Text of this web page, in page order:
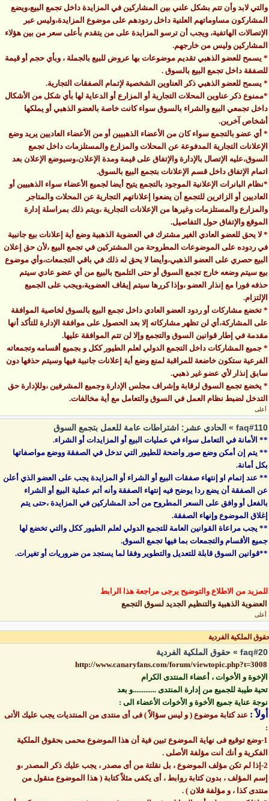
والتي لابد وأن تتم بشكل علني بين المشاركين في المزايدة داخل تجمع البيع،ويضع
المشاركون مساوماتهم العلنية داخل ردودهم على موضوع المزايدة،وليس عبر
الإتصالات الهاتفية، ويجب أن ترسو المزايدة على من يتقدم بأعلى سعر من بين هؤلاء
المشاركين وليس من خارجهم.
* يسمح للعضو الذهبي تقديم موضوعات بها عروض للبيع بالجملة ، وبأي حجم أو قيمة
للصفقة داخل تجمع البيع بالسوق .
* يسمح للعضو الذهبي ذكر العناوين الشخصية لإتمام الصفقات التجارية.
*ممنوع ذكر عناوين المحلات التجارية أو المزارع أو الدعاية لها بأي شكل من الأشكال
داخل تجمعي البيع والشراء بالسوق سواء كانت خاصة بالعضو الذهبي أو يملكها
أشخاص آخرين.
* أي عضو بالتجمع سواء كان من الأعضاء الذهبيين أو من الأعضاء العاديين يريد وضع
الإعلانات التجارية المدفوعة عن المحلات والمزارع والمستلزمات داخل تجمع
السوق،عليه الإتصال بالإدارة والإتفاق على قيمة ومدة الإعلان،وسيوضع الإعلان بعد
اتمام الإتفاق داخل قسم الإعلانات بتجمع البيع بالسوق.
*نظام البانرات الإعلانية الموجود بالتجمع يتيح أيضا لجميع الأعضاء سواء الذهبيين أو
العاديين أو الزائرين للتجمع أن يضعوا إعلاناتهم التجارية عن المحلات والمتاجر
والمزارع والمستلزمات وغيرها من الإعلانات التجارية ،ويتم ذلك بمراسلة إدارة
الموقع والإتفاق حول التفاصيل.
* لا يحق للعضو العادي الغير مشترك في العضوية الذهبية وضع أية إعلانات بيع جانبية
في ردوده على الموضوعات المطروحة من المشتركين في تجمع البيع ،لأن حق إعلان
البيع حصري على العضو الذهبي،وأيضا لا يحق له ذلك في باقي التجمعات،وأي موضوع
بيع سيتم وضعه خارج تجمع السوق أو حتى التلميح بالبيع من أي عضو عادي سيتم
حذفه فورا مع إنذار العضو ،وإذا كررها سيتم إيقاف العضوية،ويجب على الجميع
الإلتزام.
* تخضع مشاركات أو ردود العضو العادي داخل تجمع البيع بالسوق لخاصية الموافقة
على المشاركة،أي لن تظهر مشاركاته إلا بعد الحصول على موافقة الإدارة للتأكد أنها
مقدمة في إطار قوانين السوق والتجمع وإلا لن تتم الموافقة عليها.
* جميع المشاركات داخل التجمع الدولي لعلم الطيور ككل و بجميع أقسامه وتجمعاته
الفرعية ستكون خاضعة للمراقبة لمنع وضع أية إعلانات جانبية فيها وسيتم حذفها دون
سابق إنذار لأي عضو غير ذهبي.
* يخضع تجمع السوق لرقابة وإشراف مجلس الإدارة وجميع المشرفين ،وللإدارة حق
التدخل لضبط نظام العمل في السوق والتعامل مع أية مخالفات.
أعلى
faq#110 » الحادي عشر: اشتراطات عامة للعمل بتجمع السوق
** الأمانة في التعامل سواء في عمليات البيع أو المزايدات أو الشراء.
** يتم إن أمكن وضع صور واضحة للطيور التي تدخل في الصفقة ووضع مواصفاتها
بكل أمانة.
** عند إتمام او إنتهاء صفقات البيع أو الشراء أو المزايدة يجب على العضو الذي أعلن
عن الصفقة أن يضع ردا يوضح فيه إنتهاء الصفقة وأنه أتم عملية البيع أو الشراء
بالفعل أو وافق على السعر المطروح من أحد المشاركين في المزايدة ،حتى يتم
إغلاق الموضوع وإنهاء الصفقة.
** يجب مراعاة القوانين العامة للتجمع الدولي لعلم الطيور ككل والتي تخضع لها
جميع الأقسام والتجمعات بما فيها تجمع السوق.
**قوانين السوق قابلة للتعديل والتطوير وفقا لما يستجد من ضروريات أو تغيرات.
للمزيد من الاطلاع والتوضيح يرجى مراجعة هذا الرابط
العضوية الذهبية والتنظيم الجديد لسوق التجمع
أعلى
الملكية الفردية
faq#20 » حقوق الملكية الفردية
http://www.canaryfans.com/forum/viewtopic.php?t=3008
الإخوة و الأخوات ، أعضاء المنتدى الكرام
تحية طيبة للجميع من إدارة المنتدى .............و بعد
نوجة عناية جميع الأخوة و الأخوات الأعضاء الى :
أولاً : عند كتابة موضوع ( و ليس سؤالاً ) فى أى منتدى من المنتديات يجب عليك الأتى
:
1-وضع توقيع فى نهاية الموضوع تبين فية أن هذا الموضوع محمى بحقوق الملكية
الفكرية و أنك أنت مؤلفة الأصلى .
2-إذا لم تكن مؤلف الموضوع ، بل نقلتة من أى مصدر ، يجب عليك ذكر المصدر ،و
إسم المؤلف ، بدون كتابة روابط ، أى يكفى مثلاً كتابة ( هذا الموضوع منقول من
منتدى كذا ، و مؤلفة فلان ) .